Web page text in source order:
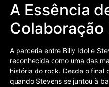
A Essência
Colaboração
A parceria entre Billy Idol e
reconhecida como uma das
história do rock. Desde o final
quando Stevens se juntou à